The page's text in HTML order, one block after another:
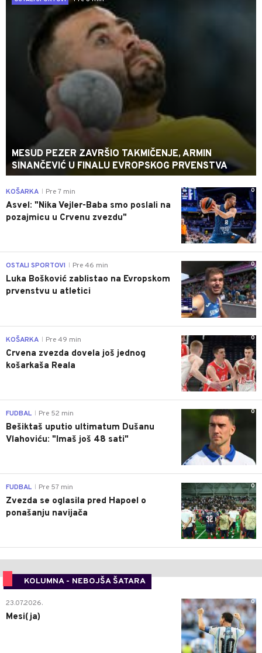
MESUD PEZER ZAVRŠIO TAKMIČENJE, ARMIN
SINANČEVIĆ U FINALU EVROPSKOG PRVENSTVA
0
KOŠARKA Pre 7 min
Asvel: "Nika Vejler-Baba smo poslali na
pozajmicu u Crvenu zvezdu"
0
OSTALI SPORTOVI Pre 46 min
Luka Bošković zablistao na Evropskom
prvenstvu u atletici
0
KOŠARKA Pre 49 min
Crvena zvezda dovela još jednog
košarkaša Reala
0
FUDBAL Pre 52 min
Bešiktaš uputio ultimatum Dušanu
Vlahoviću: "Imaš još 48 sati"
0
FUDBAL Pre 57 min
Zvezda se oglasila pred Hapoel o
ponašanju navijača
KOLUMNA - NEBOJŠA ŠATARA
0
23.07.2026.
Mesi(ja)